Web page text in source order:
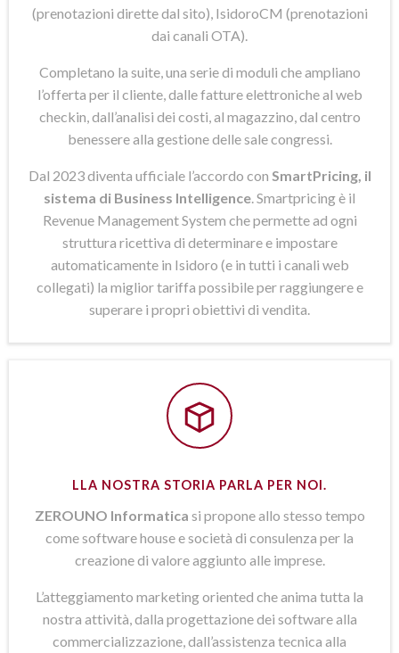
(prenotazioni dirette dal sito), IsidoroCM (prenotazioni
dai canali OTA).
Completano la suite, una serie di moduli che ampliano
l’offerta per il cliente, dalle fatture elettroniche al web
checkin, dall’analisi dei costi, al magazzino, dal centro
benessere alla gestione delle sale congressi.
Dal 2023 diventa ufficiale l’accordo con SmartPricing, il
sistema di Business Intelligence . Smartpricing è il
Revenue Management System che permette ad ogni
struttura ricettiva di determinare e impostare
automaticamente in Isidoro (e in tutti i canali web
collegati) la miglior tariffa possibile per raggiungere e
superare i propri obiettivi di vendita.
LLA NOSTRA STORIA PARLA PER NOI.
ZEROUNO Informatica si propone allo stesso tempo
come software house e società di consulenza per la
creazione di valore aggiunto alle imprese.
L’atteggiamento marketing oriented che anima tutta la
nostra attività, dalla progettazione dei software alla
commercializzazione, dall’assistenza tecnica alla